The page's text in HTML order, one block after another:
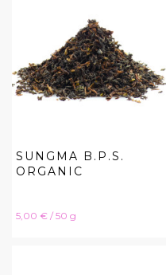
SUNGMA B.P.S.
ORGANIC
Hinta
5,00 € / 50 g